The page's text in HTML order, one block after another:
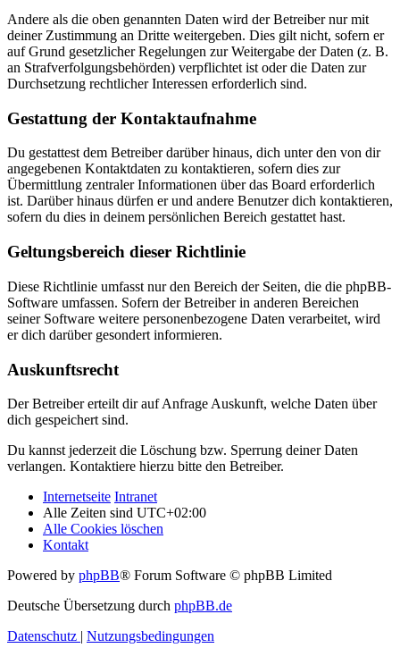
Andere als die oben genannten Daten wird der Betreiber nur mit
deiner Zustimmung an Dritte weitergeben. Dies gilt nicht, sofern er
auf Grund gesetzlicher Regelungen zur Weitergabe der Daten (z. B.
an Strafverfolgungsbehörden) verpflichtet ist oder die Daten zur
Durchsetzung rechtlicher Interessen erforderlich sind.
Gestattung der Kontaktaufnahme
Du gestattest dem Betreiber darüber hinaus, dich unter den von dir
angegebenen Kontaktdaten zu kontaktieren, sofern dies zur
Übermittlung zentraler Informationen über das Board erforderlich
ist. Darüber hinaus dürfen er und andere Benutzer dich kontaktieren,
sofern du dies in deinem persönlichen Bereich gestattet hast.
Geltungsbereich dieser Richtlinie
Diese Richtlinie umfasst nur den Bereich der Seiten, die die phpBB-
Software umfassen. Sofern der Betreiber in anderen Bereichen
seiner Software weitere personenbezogene Daten verarbeitet, wird
er dich darüber gesondert informieren.
Auskunftsrecht
Der Betreiber erteilt dir auf Anfrage Auskunft, welche Daten über
dich gespeichert sind.
Du kannst jederzeit die Löschung bzw. Sperrung deiner Daten
verlangen. Kontaktiere hierzu bitte den Betreiber.
Internetseite Intranet
Alle Zeiten sind UTC+02:00
Alle Cookies löschen
Kontakt
Powered by phpBB® Forum Software © phpBB Limited
Deutsche Übersetzung durch phpBB.de
Datenschutz | Nutzungsbedingungen